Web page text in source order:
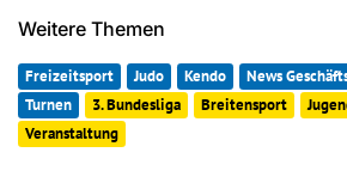
Weitere Themen
Freizeitsport Judo Kendo News
Turnen
3. Bundesliga Breitensport
Veranstaltung